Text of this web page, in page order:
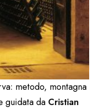
metodo, montagna
guidata da Cristian